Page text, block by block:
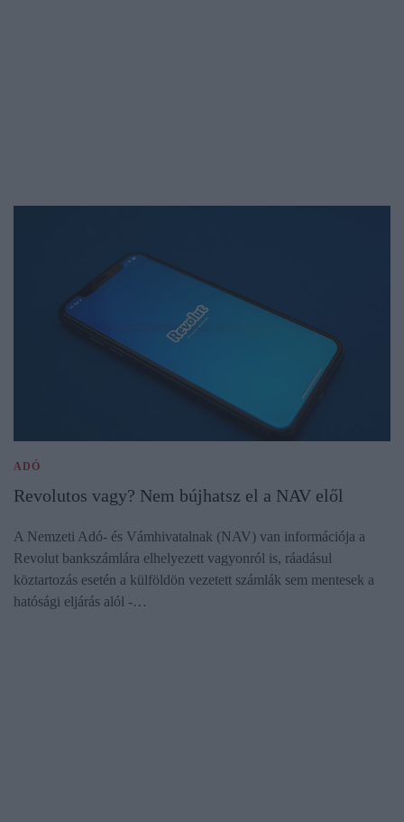
ADÓ
Revolutos vagy? Nem bújhatsz el a NAV elől
A Nemzeti Adó- és Vámhivatalnak (NAV) van információja a
Revolut bankszámlára elhelyezett vagyonról is, ráadásul
köztartozás esetén a külföldön vezetett számlák sem mentesek a
hatósági eljárás alól -…